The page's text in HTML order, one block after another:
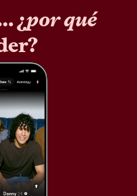
¿por qué